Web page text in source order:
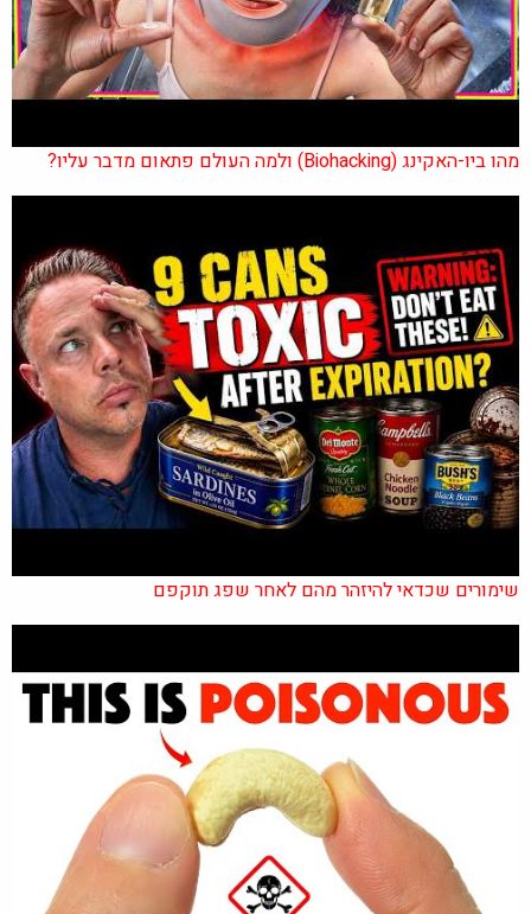
מהו ביו-האקינג (Biohacking) ולמה העולם פתאום מדבר עליו?
שימורים שכדאי להיזהר מהם לאחר שפג תוקפם